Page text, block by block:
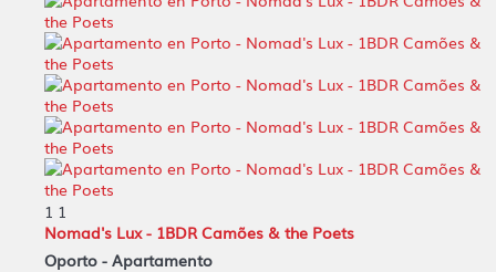
1 1
Nomad's Lux - 1BDR Camões & the Poets
Oporto - Apartamento